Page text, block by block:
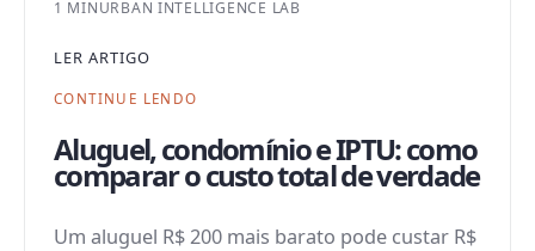
1 MINURBAN INTELLIGENCE LAB
LER ARTIGO
CONTINUE LENDO
Aluguel, condomínio e IPTU: como
comparar o custo total de verdade
Um aluguel R$ 200 mais barato pode custar R$